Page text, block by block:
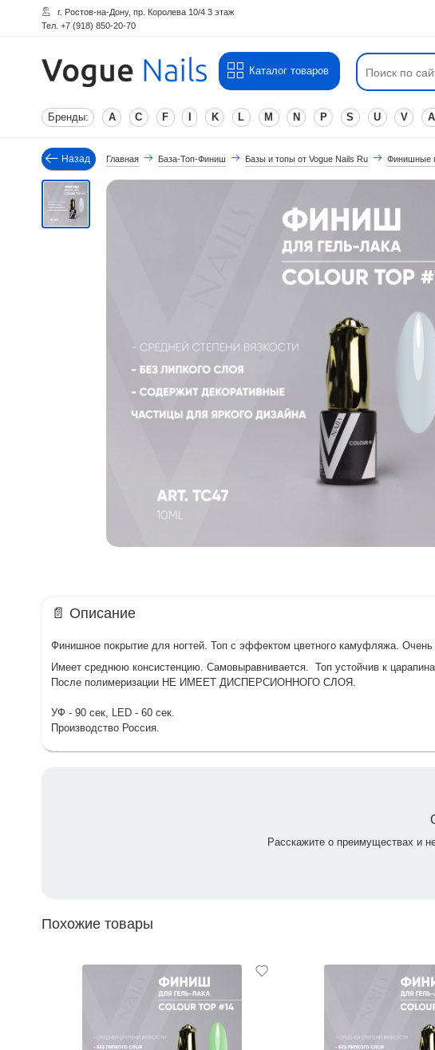
г. Ростов-на-Дону, пр. Королева 10/4 3 этаж
Тел. +7 (918) 850-20-70
Каталог товаров
Бренды: A C F K L M N P S U V
Назад Главная База-Топ-Финиш Базы и топы от Vogue Nails Ru Финишные
📄 Описание
Финишное покрытие для ногтей. Топ с эффектом цветного камуфляжа. Очень
Имеет среднюю консистенцию. Самовыравнивается. Топ устойчив к
После полимеризации НЕ ИМЕЕТ ДИСПЕРСИОННОГО СЛОЯ.
УФ - 90 сек, LED - 60 сек.
Производство Россия.
Расскажите о преимуществах и
Похожие товары